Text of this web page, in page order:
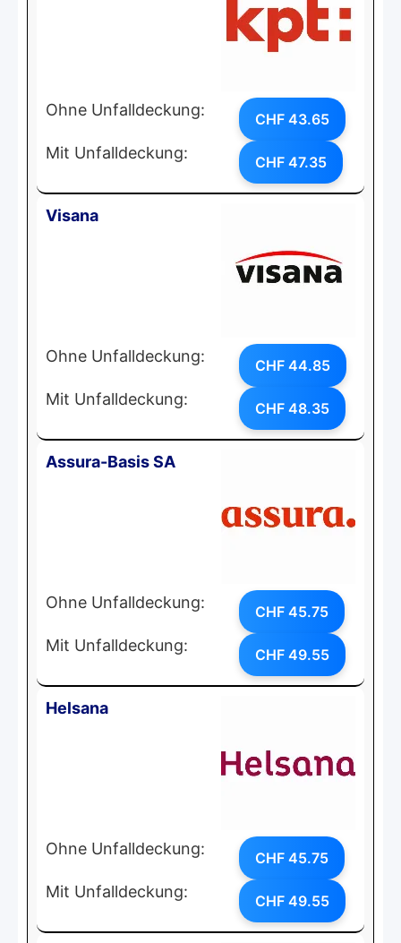
Ohne Unfalldeckung: CHF 43.65
Mit Unfalldeckung: CHF 47.35
Visana
Ohne Unfalldeckung: CHF 44.85
Mit Unfalldeckung: CHF 48.35
Assura-Basis SA
Ohne Unfalldeckung: CHF 45.75
Mit Unfalldeckung: CHF 49.55
Helsana
Ohne Unfalldeckung: CHF 45.75
Mit Unfalldeckung: CHF 49.55